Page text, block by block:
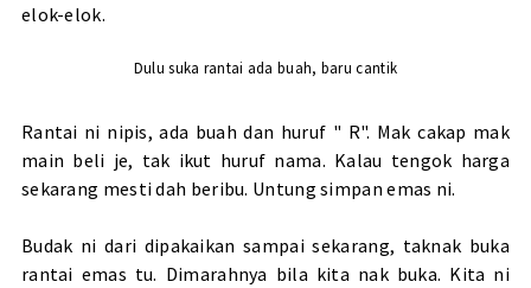
elok-elok.
Dulu suka rantai ada buah, baru cantik
Rantai ni nipis, ada buah dan huruf " R". Mak cakap mak
main beli je, tak ikut huruf nama. Kalau tengok harga
sekarang mesti dah beribu. Untung simpan emas ni.
Budak ni dari dipakaikan sampai sekarang, taknak buka
rantai emas tu. Dimarahnya bila kita nak buka. Kita ni